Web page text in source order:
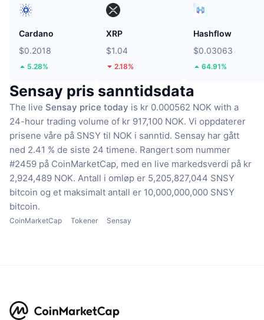
Cardano
$0.2018
5.28%
XRP
$1.04
2.18%
Hashflow
$0.03063
64.91%
Sensay pris sanntidsdata
The live Sensay price today is kr 0.000562 NOK with a
24-hour trading volume of kr 917,100 NOK. Vi oppdaterer
prisene våre på SNSY til NOK i sanntid. Sensay har gått
ned 2.41 % de siste 24 timene. Rangert som nummer
#2459 på CoinMarketCap, med en live markedsverdi på kr
2,924,489 NOK. Antall i omløp er 5,205,827,044 SNSY
bitcoin og et maksimalt antall er 10,000,000,000 SNSY
bitcoin.
CoinMarketCap Tokener Sensay